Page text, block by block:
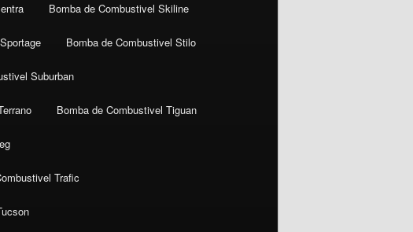
Bomba de Combustivel Skiline
Bomba de Combustivel Stilo
Suburban
Bomba de Combustivel Tiguan
Trafic